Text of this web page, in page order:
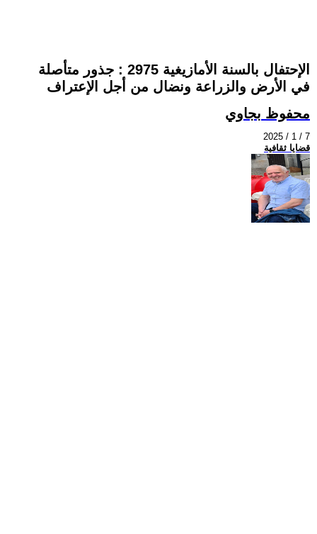
الإحتفال بالسنة الأمازيغية 2975 : جذور متأصلة
في الأرض والزراعة ونضال من أجل الإعتراف
محفوظ بجاوي
2025 / 1 / 7
قضايا ثقافية